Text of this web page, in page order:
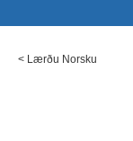
< Lærðu Norsku